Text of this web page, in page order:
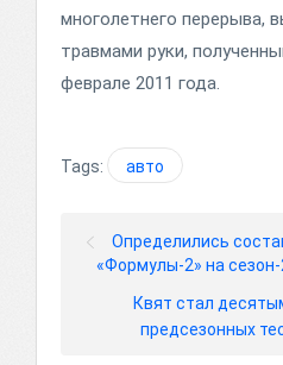
многолетнего перерыва,
травмами руки,
феврале 2011 года.
Tags: авто
Определились
«Формулы-2» на
Квят стал
предсезонных